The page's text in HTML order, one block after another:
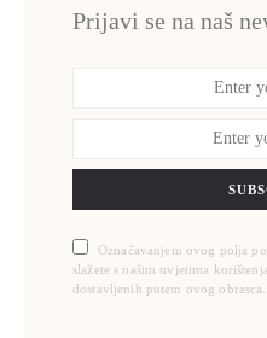
Prijavi se na naš
Označavanjem ovog polja
slažete s našim uvjetima
dostavljenih putem ovog obrasca.